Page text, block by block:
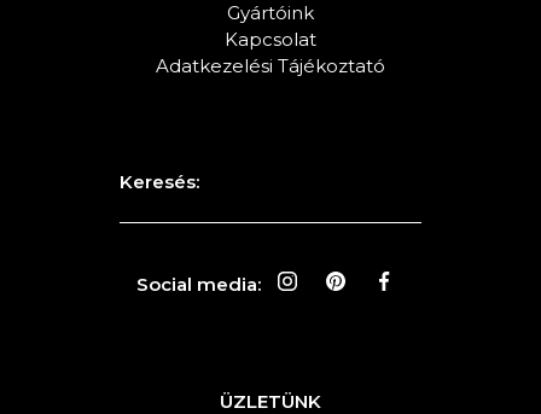
Gyártóink
Kapcsolat
Adatkezelési Tájékoztató
Keresés:
Social media:
ÜZLETÜNK